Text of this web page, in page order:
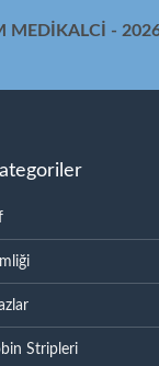
MEDİKALCİ -
Stripleri